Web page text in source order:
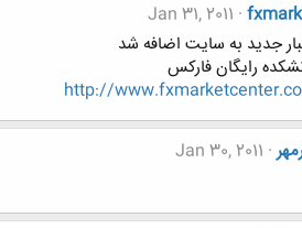
Jan 31, 2011
جديد به سايت اضافه شد
رايگان فاركس
http://
Jan 30, 2011